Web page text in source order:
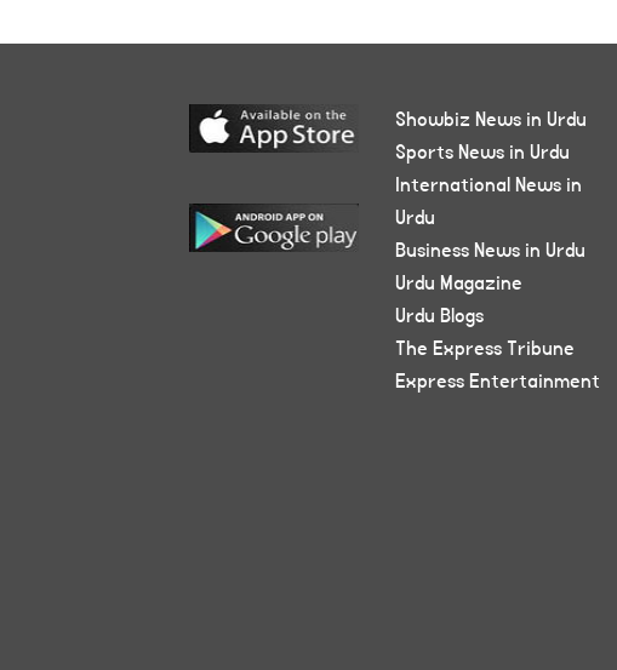
Showbiz News in Urdu
Sports News in Urdu
International News in
Urdu
Business News in Urdu
Urdu Magazine
Urdu Blogs
The Express Tribune
Express Entertainment